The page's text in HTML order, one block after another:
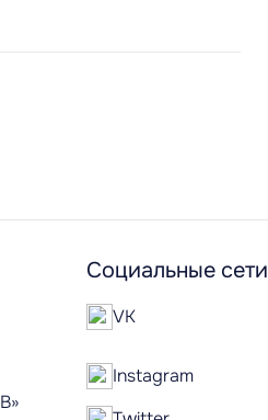
Социальные сети
VK
Instagram